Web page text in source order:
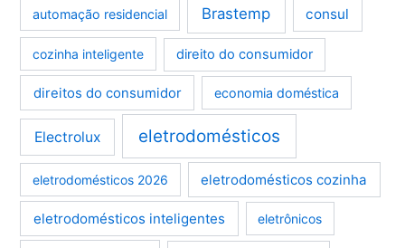
automação residencial Brastemp consul
cozinha inteligente direito do consumidor
direitos do consumidor economia doméstica
Electrolux eletrodomésticos
eletrodomésticos 2026 eletrodomésticos cozinha
eletrodomésticos inteligentes eletrônicos